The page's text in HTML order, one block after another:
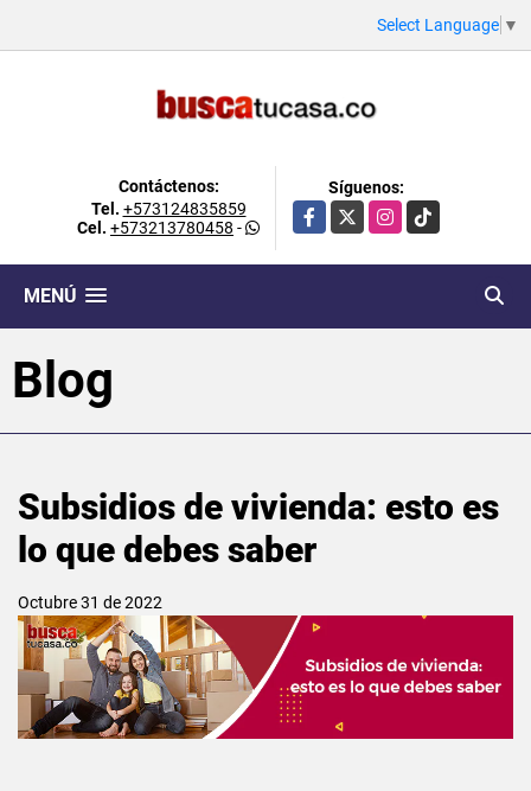
Select Language ▼
Contáctenos:
Tel. +573124835859
Cel. +573213780458 -
Síguenos:
Facebook
X Instagram
TikTok
MENÚ
Blog
Subsidios de vivienda: esto es
lo que debes saber
Octubre 31 de 2022